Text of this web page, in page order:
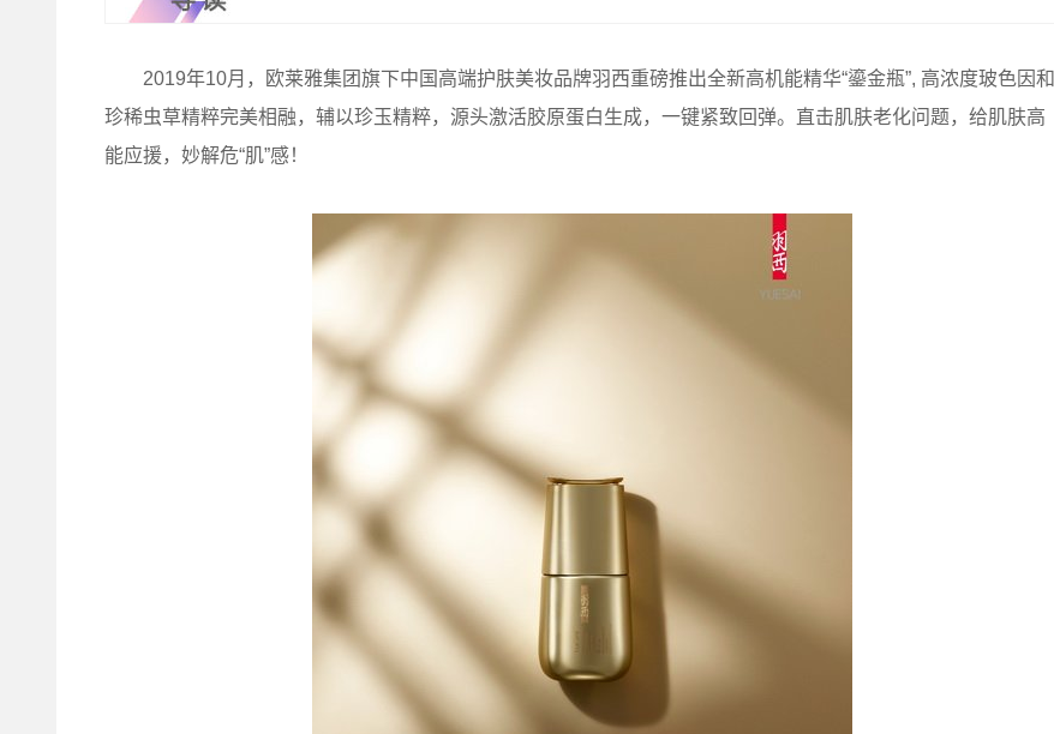
2019年10月，欧莱雅集团旗下中国高端护肤美妆品牌羽西重磅推出全新高机能精华“鎏金瓶”, 高浓度玻色因和
珍稀虫草精粹完美相融，辅以珍玉精粹，源头激活胶原蛋白生成，一键紧致回弹。直击肌肤老化问题，给肌肤高
能应援，妙解危“肌”感！